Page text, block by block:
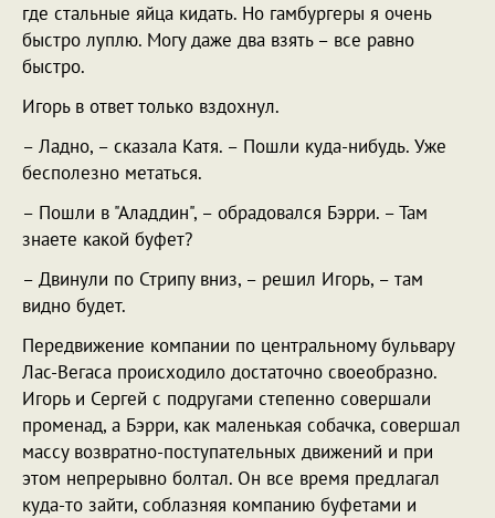
где стальные яйца кидать. Но гамбургеры я очень
быстро луплю. Могу даже два взять – все равно
быстро.
Игорь в ответ только вздохнул.
– Ладно, – сказала Катя. – Пошли куда-нибудь. Уже
бесполезно метаться.
– Пошли в "Аладдин", – обрадовался Бэрри. – Там
знаете какой буфет?
– Двинули по Стрипу вниз, – решил Игорь, – там
видно будет.
Передвижение компании по центральному бульвару
Лас-Вегаса происходило достаточно своеобразно.
Игорь и Сергей с подругами степенно совершали
променад, а Бэрри, как маленькая собачка, совершал
массу возвратно-поступательных движений и при
этом непрерывно болтал. Он все время предлагал
куда-то зайти, соблазняя компанию буфетами и